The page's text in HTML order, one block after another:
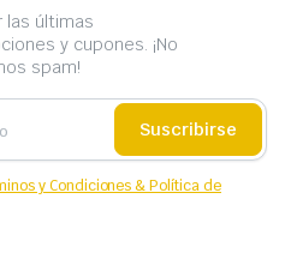
las últimas
y cupones. ¡No
spam!
Suscribirse
y Condiciones & Política de